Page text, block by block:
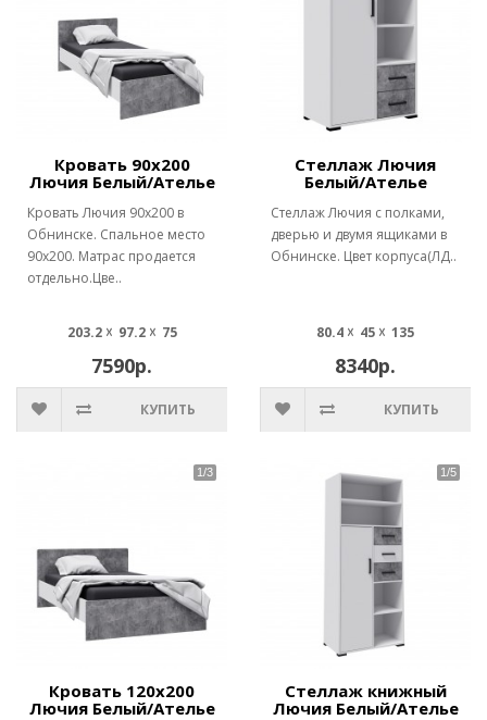
Кровать 90х200
Лючия Белый/Ателье
Кровать Лючия 90х200 в
Обнинске. Спальное место
90х200. Матрас продается
отдельно.Цве..
203.2 ☓ 97.2 ☓ 75
7590р.
КУПИТЬ
Стеллаж Лючия
Белый/Ателье
Стеллаж Лючия с полками,
дверью и двумя ящиками в
Обнинске. Цвет корпуса(ЛД..
80.4 ☓ 45 ☓ 135
8340р.
КУПИТЬ
Кровать 120х200
Лючия Белый/Ателье
Стеллаж книжный
Лючия Белый/Ателье